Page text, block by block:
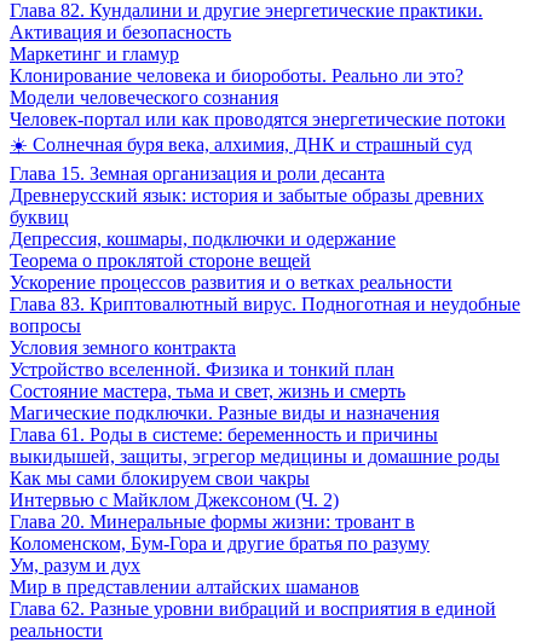
Глава 82. Кундалини и другие энергетические практики.
Активация и безопасность
Маркетинг и гламур
Клонирование человека и биороботы. Реально ли это?
Модели человеческого сознания
Человек-портал или как проводятся энергетические потоки
☀️ Солнечная буря века, алхимия, ДНК и страшный суд
Глава 15. Земная организация и роли десанта
Древнерусский язык: история и забытые образы древних
буквиц
Депрессия, кошмары, подключки и одержание
Теорема о проклятой стороне вещей
Ускорение процессов развития и о ветках реальности
Глава 83. Криптовалютный вирус. Подноготная и неудобные
вопросы
Условия земного контракта
Устройство вселенной. Физика и тонкий план
Состояние мастера, тьма и свет, жизнь и смерть
Магические подключки. Разные виды и назначения
Глава 61. Роды в системе: беременность и причины
выкидышей, защиты, эгрегор медицины и домашние роды
Как мы сами блокируем свои чакры
Интервью с Майклом Джексоном (Ч. 2)
Глава 20. Минеральные формы жизни: тровант в
Коломенском, Бум-Гора и другие братья по разуму
Ум, разум и дух
Мир в представлении алтайских шаманов
Глава 62. Разные уровни вибраций и восприятия в единой
реальности